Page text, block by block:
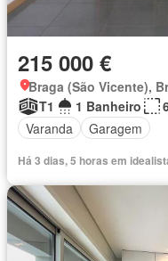
215 000 €
Braga (São Vicente),
T1
1 Banheiro
Varanda
Garagem
Há 3 dias, 5 horas em